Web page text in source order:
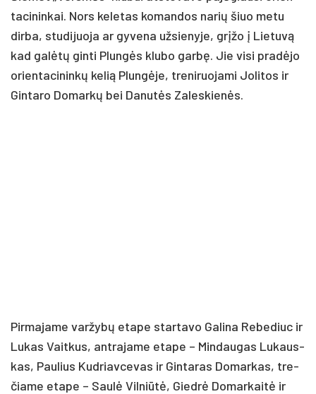
ta­ci­nin­kai. Nors ke­le­tas ko­man­dos na­rių šiuo me­tu
dir­ba, stu­di­juo­ja ar gy­ve­na už­sie­ny­je, grį­žo į Lie­tu­vą
kad ga­lė­tų gin­ti Plun­gės klu­bo gar­bę. Jie vi­si pra­dė­jo
orien­ta­ci­nin­kų ke­lią Plun­gė­je, tre­ni­ruo­ja­mi Jo­li­tos ir
Gin­ta­ro Do­mar­kų bei Da­nu­tės Za­les­kie­nės.
Pir­ma­ja­me var­žy­bų eta­pe star­ta­vo Ga­li­na Re­be­diuc ir
Lu­kas Vait­kus, ant­ra­ja­me eta­pe – Min­dau­gas Lu­kaus­
kas, Pau­lius Kud­riav­ce­vas ir Gin­ta­ras Do­mar­kas, tre­
čia­me eta­pe – Sau­lė Vil­niū­tė, Gied­rė Do­mar­kai­tė ir